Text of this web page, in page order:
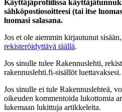
Käyttäjäprofiilissa
sähköpostiosoitteesi (tai itse
luomasi salasana.
Jos et ole aiemmin kirjautunut
rekisteröidyttävä täällä.
Jos sinulle tulee Rakennuslehti,
rakennuslehti.fi-sisällöt luettavaksesi.
Jos sinulle ei tule Rakennuslehteä,
oikeuden kommentoida lukottomia
lukemaan lukittuja artikkeleita.